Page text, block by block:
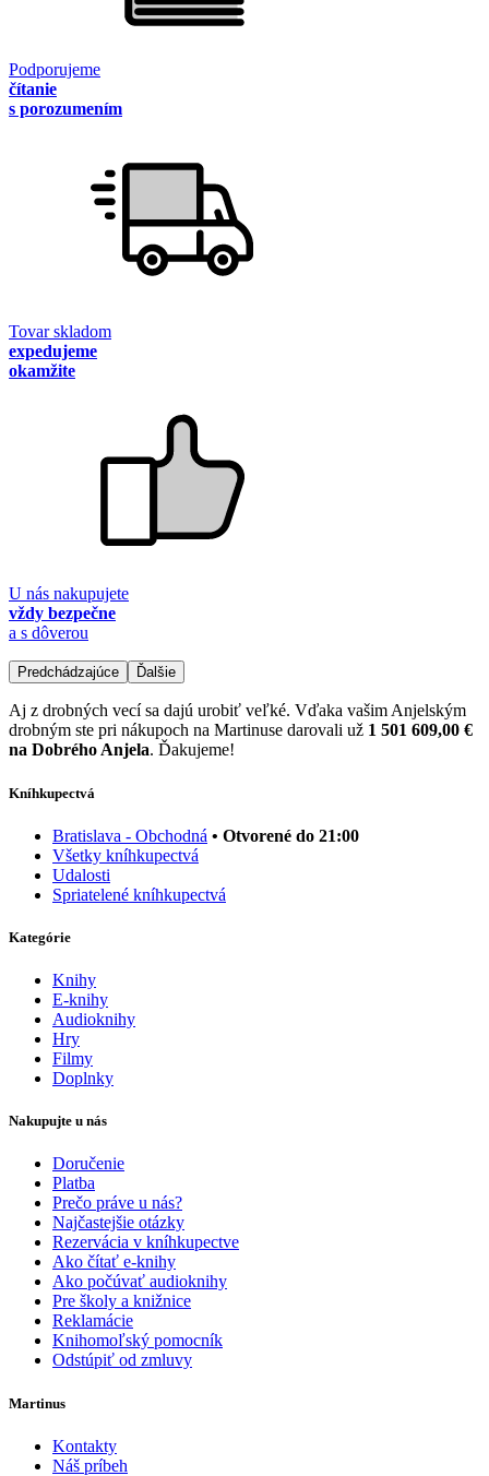
Podporujeme
čítanie
s porozumením
Tovar skladom
expedujeme
okamžite
U nás nakupujete
vždy bezpečne
a s dôverou
Predchádzajúce Ďalšie
Aj z drobných vecí sa dajú urobiť veľké. Vďaka vašim Anjelským
drobným ste pri nákupoch na Martinuse darovali už 1 501 609,00 €
na Dobrého Anjela. Ďakujeme!
Kníhkupectvá
Bratislava - Obchodná • Otvorené do 21:00
Všetky kníhkupectvá
Udalosti
Spriatelené kníhkupectvá
Kategórie
Knihy
E-knihy
Audioknihy
Hry
Filmy
Doplnky
Nakupujte u nás
Doručenie
Platba
Prečo práve u nás?
Najčastejšie otázky
Rezervácia v kníhkupectve
Ako čítať e-knihy
Ako počúvať audioknihy
Pre školy a knižnice
Reklamácie
Knihomoľský pomocník
Odstúpiť od zmluvy
Martinus
Kontakty
Náš príbeh